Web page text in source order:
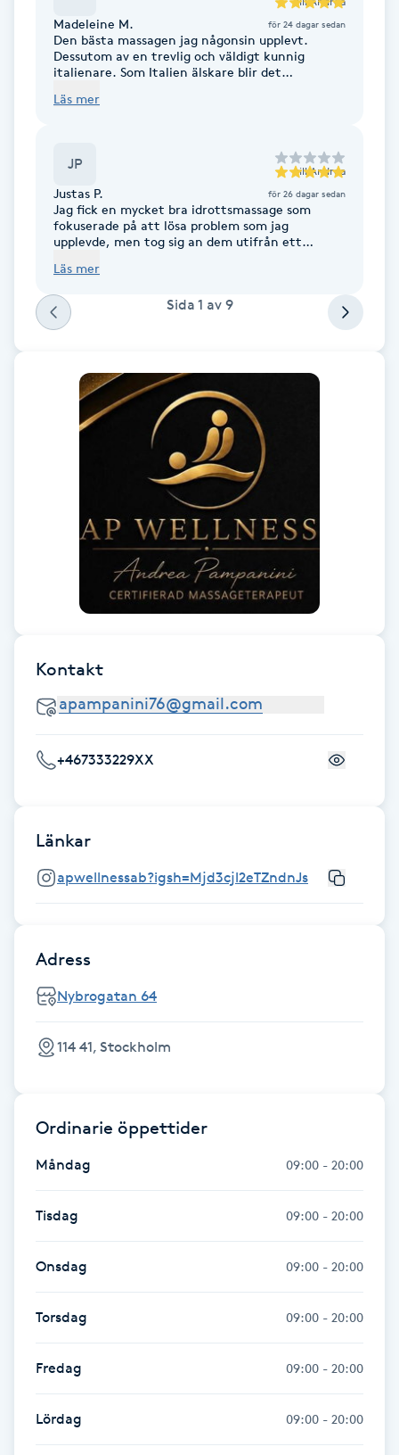
Föning
Gellack
Gellack med förstärkning
Gruppträning
Gua Sha-massage
Herrklippning
HIFU
Hollywood Peel
Hot Stone Massage
Hudföryngring
Huduppstramning
Hudvård
Hyaluronsyra
Hypnos
Hårborttagning
Hårbottenbehandling
Hårförlängning
Hårvård
Madeleine M. för 24 dagar sedan
Den bästa massagen jag någonsin upplevt.
Dessutom av en trevlig och väldigt kunnig
italienare. Som Italien älskare blir det
Läs mer
JP till Andrea
Justas P. för 26 dagar sedan
Jag fick en mycket bra idrottsmassage som
fokuserade på att lösa problem som jag
upplevde, men tog sig an dem utifrån ett
västerländska och österländska traditioner.
Läs mer
Sida 1 av 9
Kontakt
+467333229XX
Länkar
apwellnessab?igsh=Mjd3cjl2eTZndnJs
Adress
Nybrogatan 64
114 41, Stockholm
Ordinarie öppettider
Måndag 09:00 - 20:00
Tisdag 09:00 - 20:00
Onsdag 09:00 - 20:00
Torsdag 09:00 - 20:00
Fredag 09:00 - 20:00
Lördag 09:00 - 20:00